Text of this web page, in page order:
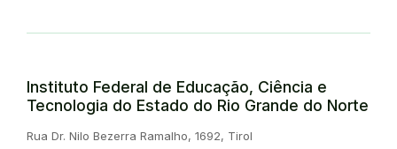
Instituto Federal de Educação, Ciência e
Tecnologia do Estado do Rio Grande do Norte
Endereço:
Rua Dr. Nilo Bezerra Ramalho, 1692, Tirol